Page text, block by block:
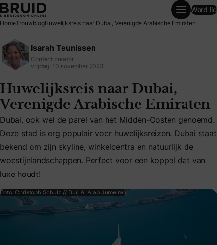
Huwelijksreis naar Dubai, Verenigde Arabische Emiraten
Word lid
HomeTrouwblogHuwelijksreis naar Dubai, Verenigde Arabische Emiraten
Isarah Teunissen
Content creator
vrijdag, 10 november 2023
Huwelijksreis naar Dubai,
Verenigde Arabische Emiraten
Dubai, ook wel de parel van het Midden-Oosten
Dubai, ook wel de parel van het Midden-Oosten genoemd.
Deze stad is erg populair voor huwelijksreizen. Dubai staat
bekend om zijn skyline, winkelcentra en natuurlijk de
woestijnlandschappen. Perfect voor een koppel dat van
luxe houdt!
Foto: Christoph Schulz // Burj Al Arab Jumeirah